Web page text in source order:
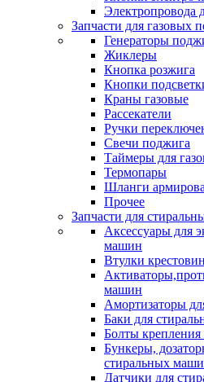
Электропровода
Запчасти для газовых
Генераторы
Жиклеры
Кнопка розжига
Кнопки
Краны газовые
Рассекатели
Ручки
Свечи поджига
Таймеры для
Термопары
Шланги
Прочее
Запчасти для
Аксессуары для
машин
Втулки
машин
Амортизаторы
Баки для
Болты
Бункеры,
стиральных
Датчики для